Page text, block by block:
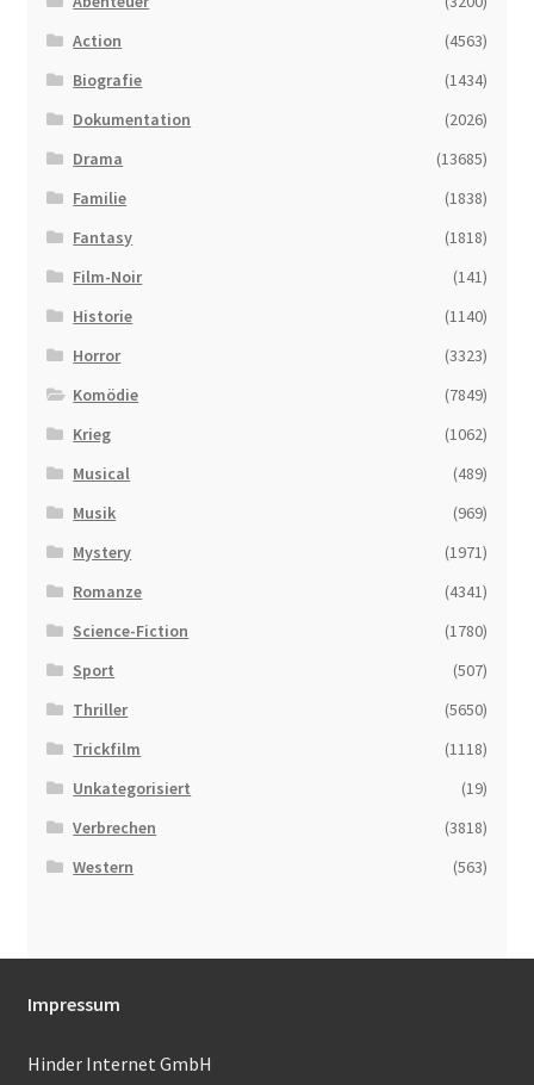
Action
(4563)
Biografie
(1434)
Dokumentation
(2026)
Drama
(13685)
Familie
(1838)
Fantasy
(1818)
Film-Noir
(141)
Historie
(1140)
Horror
(3323)
Komödie
(7849)
Krieg
(1062)
Musical
(489)
Musik
(969)
Mystery
(1971)
Romanze
(4341)
Science-Fiction
(1780)
Sport
(507)
Thriller
(5650)
Trickfilm
(1118)
Unkategorisiert
(19)
Verbrechen
(3818)
Western
(563)
Impressum
Hinder Internet GmbH